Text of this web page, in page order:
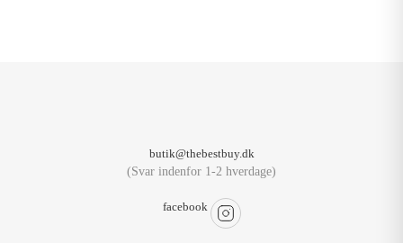
butik@thebestbuy.dk
(Svar indenfor 1-2 hverdage)
facebook